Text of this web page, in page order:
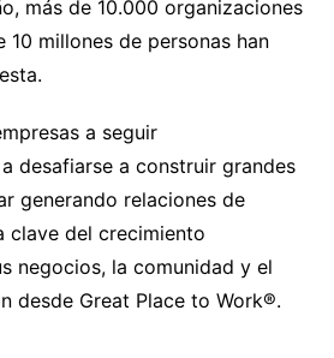
más de 10.000 organizaciones
10 millones de personas han
a seguir
desafiarse a construir grandes
generando relaciones de
clave del crecimiento
negocios, la comunidad y el
desde Great Place to Work®.